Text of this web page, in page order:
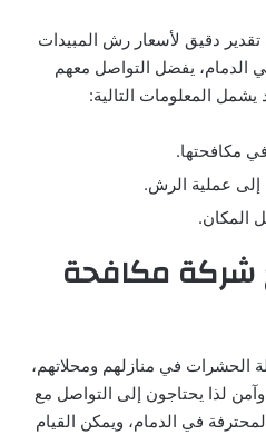
دقيق لأسعار رش المبيدات
يفضل التواصل معهم
المعلومات التالية:
مكافحتها.
إلى عملية الرش.
المكان.
شركة مكافحة
الحشرات في منازلهم ومحلاتهم،
لذا يحتاجون إلى التواصل مع
في الدمام، ويمكن القيام